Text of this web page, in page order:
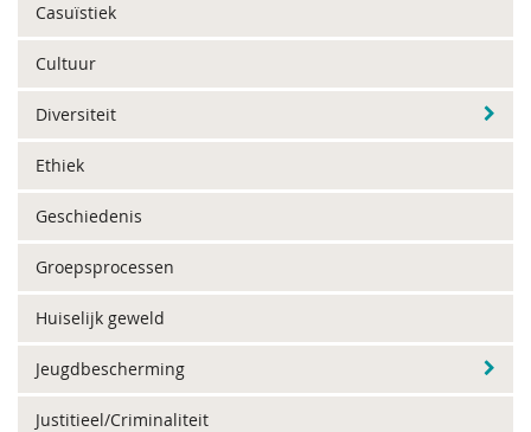
Casuïstiek
Cultuur
Diversiteit
Ethiek
Geschiedenis
Groepsprocessen
Huiselijk geweld
Jeugdbescherming
Justitieel/Criminaliteit